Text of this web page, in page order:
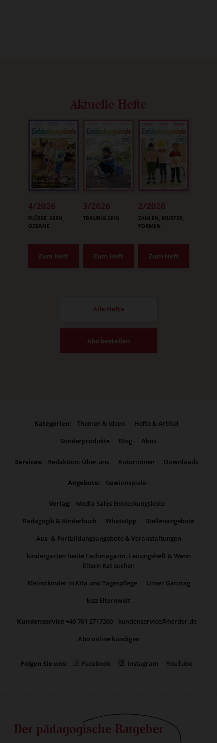
Aktuelle Hefte
4/2026
:
FLÜSSE, SEEN,
OZEANE
Zum Heft
3/2026
:
TRAURIG SEIN
Zum Heft
2/2026
:
ZAHLEN, MUSTER,
FORMEN
Zum Heft
Alle Hefte
Abo bestellen
Kategorien: Themen & Ideen
Hefte & Artikel
Sonderprodukte
Blog Abos
Services: Redaktion: Über uns Autor:innen Downloads
Angebote: Gewinnspiele
Verlag:
Media Sales Entdeckungskiste
Pädagogik & Kinderbuch
WhatsApp
Stellenangebote
Aus- & Fortbildungsangebote & Veranstaltungen
kindergarten heute Fachmagazin, Leitungsheft & Wenn
Eltern Rat suchen
Kleinstkinder in Kita und Tagespflege
Unser Ganztag
kizz Elternwelt
Kundenservice +49 761 2717200
kundenservice@herder.de
Abo online kündigen
Folgen Sie uns: Facebook Instagram YouTube
Der pädagogische Ratgeber